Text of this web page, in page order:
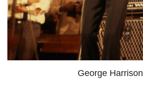
George Harrison